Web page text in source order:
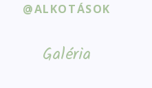
@ALKOTÁSOK
Galéria